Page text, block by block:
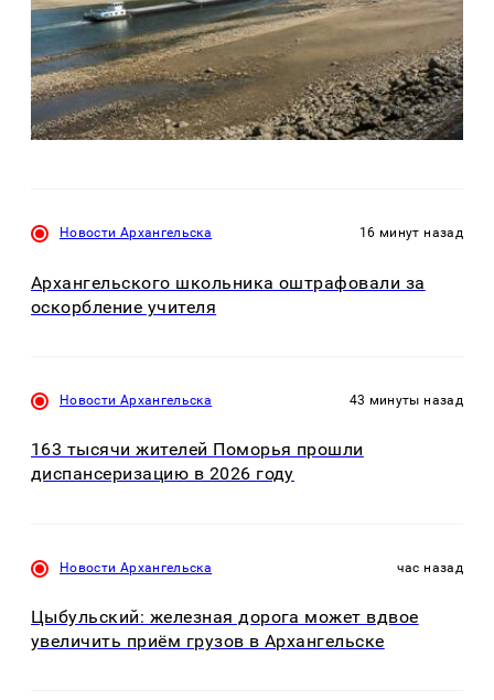
Новости Архангельска 16 минут назад
Архангельского школьника оштрафовали за
оскорбление учителя
Новости Архангельска 43 минуты назад
163 тысячи жителей Поморья прошли
диспансеризацию в 2026 году
Новости Архангельска час назад
Цыбульский: железная дорога может вдвое
увеличить приём грузов в Архангельске